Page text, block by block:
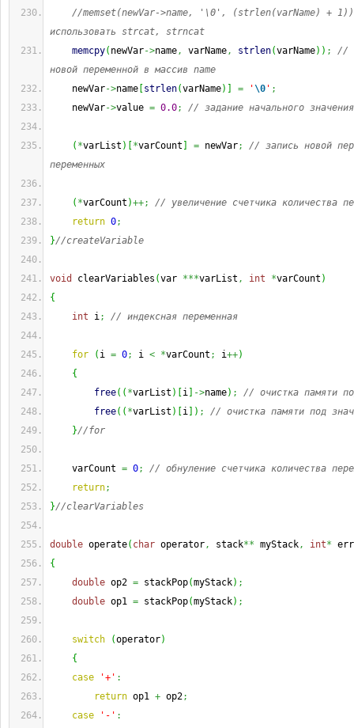
//memset(newVar->name, '\0', (strlen(varName) +
использовать strcat, strncat
memcpy( newVar->name, varName, strlen(varName) ) ;
//
новой переменной в массив name
newVar->name strlen(varName) = '\0 ' ;
newVar->value = 0.0; // задание начального
( *varList ) *varCount = newVar;
// запись новой
переменных
( *varCount )++;
// увеличение счетчика количества
return 0;
}//createVariable
void clearVariables (var ***varList , int *varCount )
{
int i; // индексная переменная
for ( i = 0; i < *varCount ; i++)
{
free( ( *varList ) i ->name) ;
// очистка памяти
free( ( *varList ) i ) ;
// очистка памяти под
}//for
varCount = 0;
// обнуление счетчика количества
return;
}//clearVariables
double operate( char operator, stack** myStack, int*
{
double op2 = stackPop(myStack) ;
double op1 = stackPop(myStack) ;
switch (operator)
{
case
'+' :
return op1 + op2;
case
'-' :